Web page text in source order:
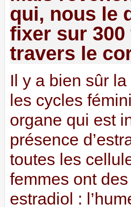
qui, nous le
fixer sur
travers le
Il y a bien sûr
les cycles
organe qui est
présence
toutes les
femmes ont
estradiol :